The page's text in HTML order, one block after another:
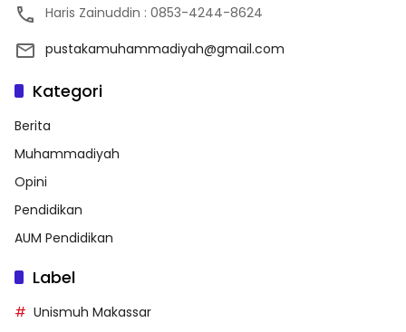
Haris Zainuddin : 0853-4244-8624
pustakamuhammadiyah@gmail.com
Kategori
Berita
Muhammadiyah
Opini
Pendidikan
AUM Pendidikan
Label
Unismuh Makassar